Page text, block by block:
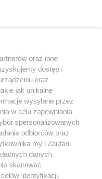
może być powielany i
w jakikolwiek sposób (w
na jakimkolwiek polu
z umieszczaniem w Internecie
użycie lub
z naruszeniem prawa, tzn.
groźbą kary i może być ścigane
oraz inne
dostęp i
oraz
jak unikalne
wysyłane przez
w celu zapewniania
spersonalizowanych
odbiorców oraz
my i Zaufani
danych
skanować
identyfikacji.